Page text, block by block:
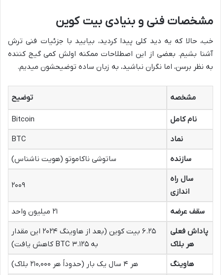
مشخصات فنی و بنیادی بیت کوین
خب، حالا که یه دید کلی پیدا کردید، بیایید با جزئیات فنی ترش
آشنا بشیم. بعضی از این اصطلاحات ممکنه اولش کمی گیج کننده
به نظر برسن، اما نگران نباشید، به زبان ساده توضیحشون میدیم.
مشخصه توضیح
نام کامل
Bitcoin
نماد
BTC
سازنده
ساتوشی ناکاموتو (هویت ناشناس)
سال راه
اندازی
۲۰۰۹
سقف عرضه
۲۱ میلیون واحد
پاداش فعلی
هر بلاک
۶.۲۵ بیت کوین (بعد از هاوینگ ۲۰۲۴ این مقدار
به ۳.۱۲۵ BTC کاهش یافت)
هاوینگ
هر ۴ سال یک بار (حدوداً هر ۲۱۰,۰۰۰ بلاک)